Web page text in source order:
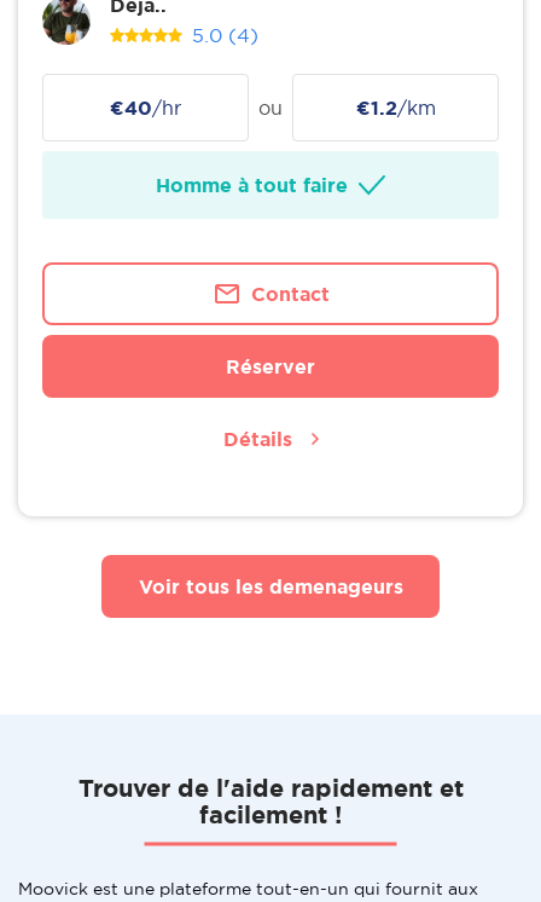
Deja..
5.0 (4)
€40/hr ou €1.2/km
Homme à tout faire
Contact
Réserver
Détails
Voir tous les demenageurs
Trouver de l'aide rapidement et
facilement !
Moovick est une plateforme tout-en-un qui fournit aux